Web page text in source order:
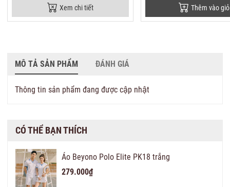
Xem chi tiết Thêm vào giỏ
MÔ TẢ SẢN PHẨM ĐÁNH GIÁ
Thông tin sản phẩm đang được cập nhật
CÓ THỂ BẠN THÍCH
Áo Beyono Polo Elite PK18 trắng
279.000₫